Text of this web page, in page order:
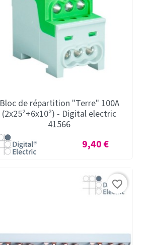
Bloc de répartition "Terre" 100A
(2x25²+6x10²) - Digital electric
41566
Prix
9,40 €
favorite_border